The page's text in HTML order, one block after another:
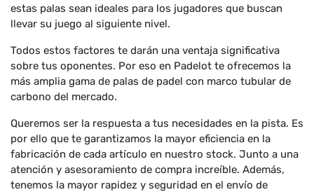
estas palas sean ideales para los jugadores que buscan
llevar su juego al siguiente nivel.
Todos estos factores te darán una ventaja significativa
sobre tus oponentes. Por eso en Padelot te ofrecemos la
más amplia gama de palas de padel con marco tubular de
carbono del mercado.
Queremos ser la respuesta a tus necesidades en la pista. Es
por ello que te garantizamos la mayor eficiencia en la
fabricación de cada artículo en nuestro stock. Junto a una
atención y asesoramiento de compra increíble. Además,
tenemos la mayor rapidez y seguridad en el envío de